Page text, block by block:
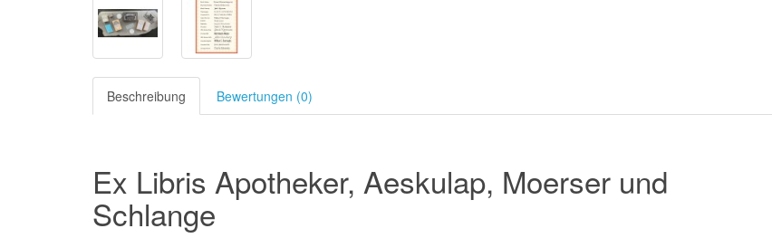
Beschreibung Bewertungen (0)
Ex Libris Apotheker, Aeskulap, Moerser und
Schlange